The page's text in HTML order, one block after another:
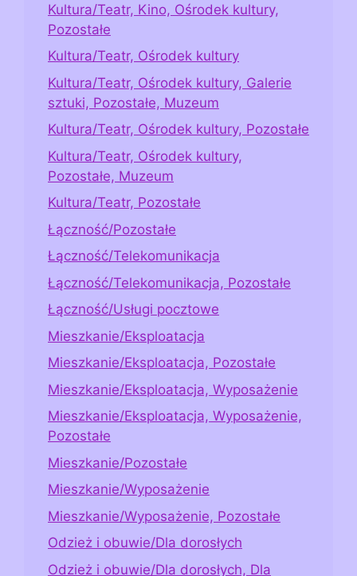
Kultura/Teatr, Kino, Ośrodek kultury,
Pozostałe
Kultura/Teatr, Ośrodek kultury
Kultura/Teatr, Ośrodek kultury, Galerie
sztuki, Pozostałe, Muzeum
Kultura/Teatr, Ośrodek kultury, Pozostałe
Kultura/Teatr, Ośrodek kultury,
Pozostałe, Muzeum
Kultura/Teatr, Pozostałe
Łączność/Pozostałe
Łączność/Telekomunikacja
Łączność/Telekomunikacja, Pozostałe
Łączność/Usługi pocztowe
Mieszkanie/Eksploatacja
Mieszkanie/Eksploatacja, Pozostałe
Mieszkanie/Eksploatacja, Wyposażenie
Mieszkanie/Eksploatacja, Wyposażenie,
Pozostałe
Mieszkanie/Pozostałe
Mieszkanie/Wyposażenie
Mieszkanie/Wyposażenie, Pozostałe
Odzież i obuwie/Dla dorosłych
Odzież i obuwie/Dla dorosłych, Dla